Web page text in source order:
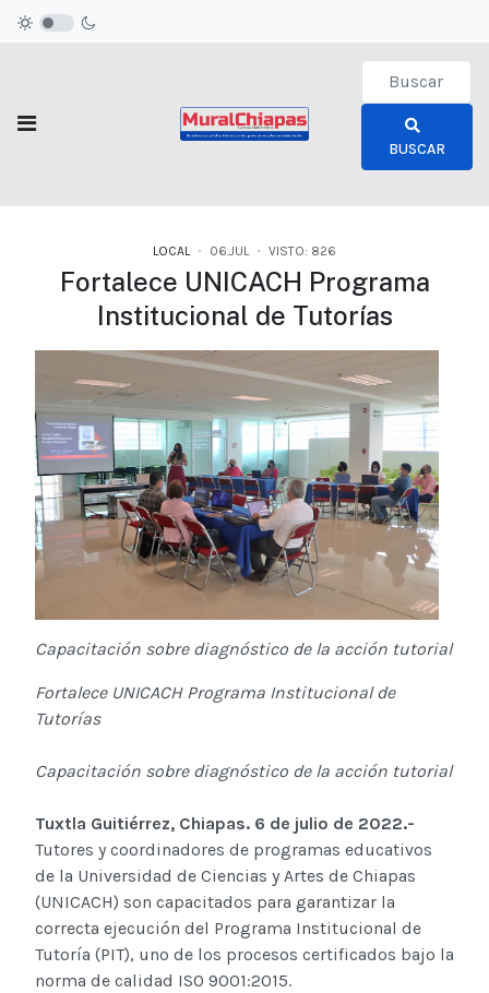
Type 2 or
BUSCAR
LOCAL 06.JUL VISTO: 826
Fortalece UNICACH Programa
Institucional de Tutorías
Capacitación sobre diagnóstico de la acción tutorial
Fortalece UNICACH Programa Institucional de
Tutorías
Capacitación sobre diagnóstico de la acción tutorial
Tuxtla Guitiérrez, Chiapas. 6 de julio de 2022.-
Tutores y coordinadores de programas educativos
de la Universidad de Ciencias y Artes de Chiapas
(UNICACH) son capacitados para garantizar la
correcta ejecución del Programa Institucional de
Tutoría (PIT), uno de los procesos certificados bajo la
norma de calidad ISO 9001:2015.